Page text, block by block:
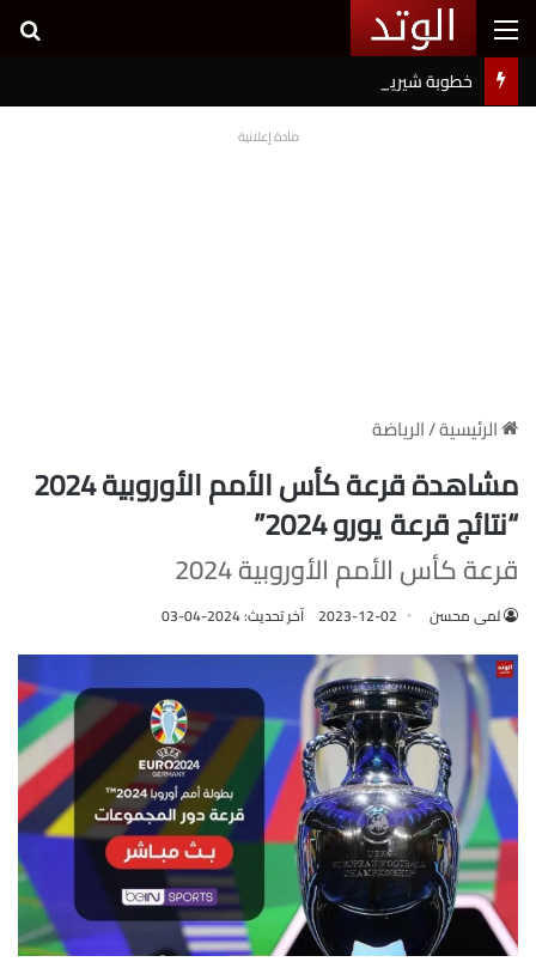
القائمة
مادة إعلانية
الرئيسية/الرياضة
مشاهدة قرعة كأس الأمم الأوروبية 2024
“نتائج قرعة يورو 2024”
قرعة كأس الأمم الأوروبية 2024
لمى محسن 2023-12-02 آخر تحديث: 2024-04-03